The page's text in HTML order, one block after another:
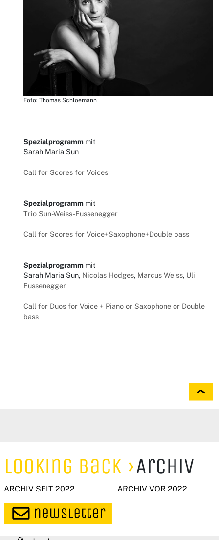
Foto: Thomas Schloemann
Spezialprogramm mit
Sarah Maria Sun
Call for Scores for Voices
Spezialprogramm mit
Trio Sun-Weiss-Fussenegger
Call for Scores for Voice+Saxophone+Double bass
Spezialprogramm mit
Sarah Maria Sun, Nicolas Hodges, Marcus Weiss, Uli
Fussenegger
Call for Duos for Voice + Piano or Saxophone or Double
bass
Looking Back Archiv
ARCHIV SEIT 2022 ARCHIV VOR 2022